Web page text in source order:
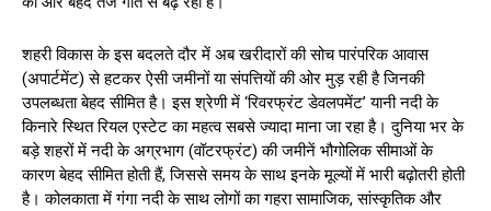
शहरी विकास के इस बदलते दौर में अब खरीदारों की सोच पारंपरिक आवास
(अपार्टमेंट) से हटकर ऐसी जमीनों या संपत्तियों की ओर मुड़ रही है जिनकी
उपलब्धता बेहद सीमित है। इस श्रेणी में ‘रिवरफ्रंट डेवलपमेंट’ यानी नदी के
किनारे स्थित रियल एस्टेट का महत्व सबसे ज्यादा माना जा रहा है। दुनिया भर के
बड़े शहरों में नदी के अग्रभाग (वॉटरफ्रंट) की जमीनें भौगोलिक सीमाओं के
कारण बेहद सीमित होती हैं, जिससे समय के साथ इनके मूल्यों में भारी बढ़ोतरी होती
है। कोलकाता में गंगा नदी के साथ लोगों का गहरा सामाजिक, सांस्कृतिक और